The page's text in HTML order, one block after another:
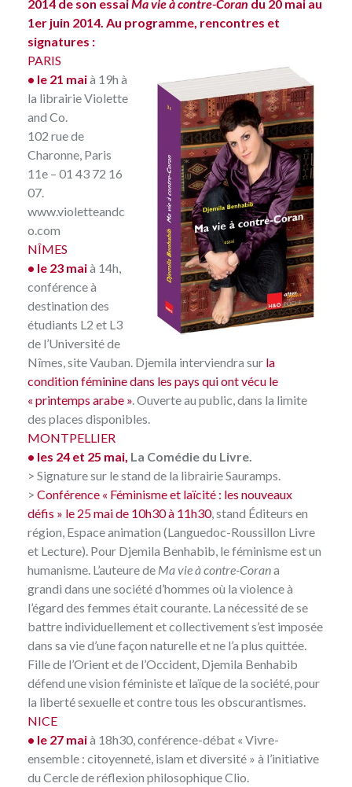
2014 de son essaiMa vie à contre-Coran du 20 mai au
1er juin 2014. Au programme, rencontres et
signatures :
PARIS
• le 21 maià 19h à
la librairieViolette
and Co
102 rue de
Charonne, Paris
11e – 01 43 72 16
07.
www.violetteandc
o.com
NÎMES
• le 23 maià 14h,
conférenceà
destination des
étudiants L2 et L3
de l’Université de
Nîmes, site Vauban. Djemila interviendra sur la
condition féminine dans les pays qui ont vécu le
« printemps arabe » . Ouverte au public, dans la limite
des places disponibles.
MONTPELLIER
• les 24 et 25 mai La Comédie du Livre.
> Signature sur le stand de la librairie Sauramps.
> Conférence « Féminisme et laïcité : les nouveaux
défis » le 25 mai de 10h30 à 11h30, stand Éditeurs en
région, Espace animation (Languedoc-Roussillon Livre
et Lecture). Pour Djemila Benhabib, le féminisme est un
humanisme. L’auteure de Ma vie à contre-Corana
grandi dans une société d’hommes où la violence à
l’égard des femmes était courante. La nécessité de se
battre individuellement et collectivement s’est imposée
dans sa vie d’une façon naturelle et ne l’a plus quittée.
Fille de l’Orient et de l’Occident, Djemila Benhabib
défend une vision féministe et laïque de la société, pour
la liberté sexuelle et contre tous les obscurantismes.
NICE
• le 27 maià 18h30, conférence-débat « Vivre-
ensemble : citoyenneté, islam et diversité » à l’initiative
du Cercle de réflexion philosophique Clio